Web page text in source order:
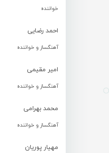
خواننده
احمد رضایی
آهنگساز و خواننده
امیر مقیمی
آهنگساز و خواننده
محمد بهرامی
آهنگساز و خواننده
مهیار پوریان